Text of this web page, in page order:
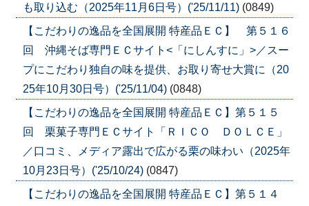
も取り込む（2025年11月6日号）('25/11/11) (0849)
【こだわりの逸品を全国展開 特産品ＥＣ】 第５１６
回 沖縄そば専門ＥＣサイト<「にしんすに」>／スー
プにこだわり独自の味を提供、お取り寄せ大賞に（20
25年10月30日号）('25/11/04) (0848)
【こだわりの逸品を全国展開 特産品ＥＣ】第５１５
回 栗菓子専門ＥＣサイト「ＲＩＣＯ ＤＯＬＣＥ」
／口コミ、メディア露出で広がる栗の味わい（2025年
10月23日号）('25/10/24) (0847)
【こだわりの逸品を全国展開 特産品ＥＣ】第５１４